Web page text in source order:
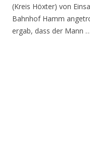
(Kreis Höxter) von
Bahnhof Hamm
ergab, dass der Mann …